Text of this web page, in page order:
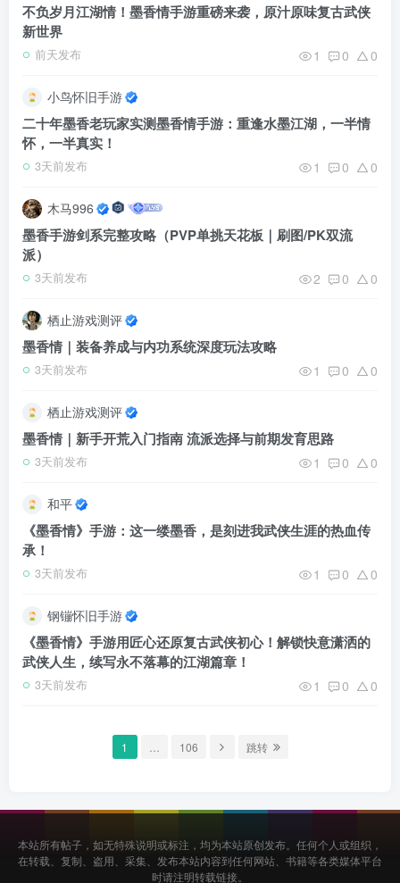
不负岁月江湖情！墨香情手游重磅来袭，原汁原味复古武侠
新世界
前天发布 1 0 0
小鸟怀旧手游
二十年墨香老玩家实测墨香情手游：重逢水墨江湖，一半情
怀，一半真实！
3天前发布 1 0 0
木马996
墨香手游剑系完整攻略（PVP单挑天花板｜刷图/PK双流
派）
3天前发布 2 0 0
栖止游戏测评
墨香情｜装备养成与内功系统深度玩法攻略
3天前发布 1 0 0
栖止游戏测评
墨香情｜新手开荒入门指南 流派选择与前期发育思路
3天前发布 1 0 0
和平
《墨香情》手游：这一缕墨香，是刻进我武侠生涯的热血传
承！
3天前发布 1 0 0
钢镚怀旧手游
《墨香情》手游用匠心还原复古武侠初心！解锁快意潇洒的
武侠人生，续写永不落幕的江湖篇章！
3天前发布 1 0 0
1 106 跳转
本站所有帖子，如无特殊说明或标注，均为本站原创发布。任何个人或组织，
在转载、复制、盗用、采集、发布本站内容到任何网站、书籍等各类媒体平台
时请注明转载链接。